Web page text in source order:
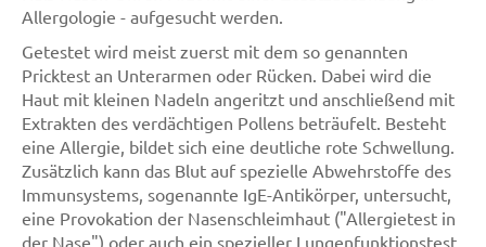
Allergologie - aufgesucht werden.
Getestet wird meist zuerst mit dem so genannten
Pricktest an Unterarmen oder Rücken. Dabei wird die
Haut mit kleinen Nadeln angeritzt und anschließend mit
Extrakten des verdächtigen Pollens beträufelt. Besteht
eine Allergie, bildet sich eine deutliche rote Schwellung.
Zusätzlich kann das Blut auf spezielle Abwehrstoffe des
Immunsystems, sogenannte IgE-Antikörper, untersucht,
eine Provokation der Nasenschleimhaut ("Allergietest in
der Nase") oder auch ein spezieller Lungenfunktionstest